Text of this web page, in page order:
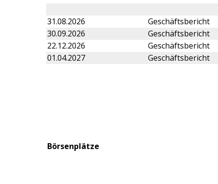
31.08.2026
Geschäftsbericht
30.09.2026
Geschäftsbericht
22.12.2026
Geschäftsbericht
01.04.2027
Geschäftsbericht
Börsenplätze